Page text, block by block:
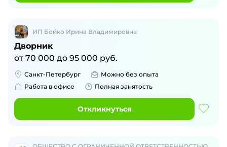
ИП Бойко Ирина Владимировна
Дворник
от 70 000 до 95 000 руб.
Санкт-Петербург
Можно без опыта
Работа в офисе
Полная занятость
Откликнуться